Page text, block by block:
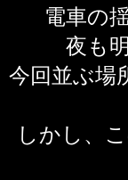
電車の
夜も
今回並ぶ場
しかし、